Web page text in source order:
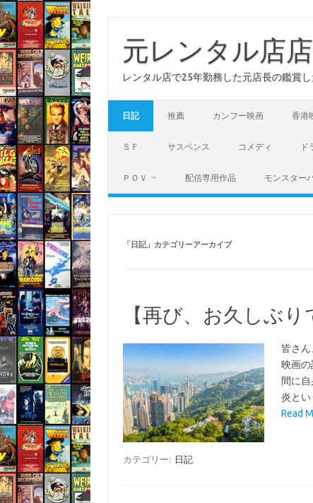
ッ
元レンタル店
レンタル店で25年勤務した元店長の鑑賞
日記 推薦 カンフー映画 香港
ＳＦ サスペンス コメディ ド
ＰＯＶ 配信専用作品 モンスター
「日記」カテゴリーアーカイブ
【再び、お久しぶり
皆さ
映画
間に
炎と
Read
カテゴリー: 日記